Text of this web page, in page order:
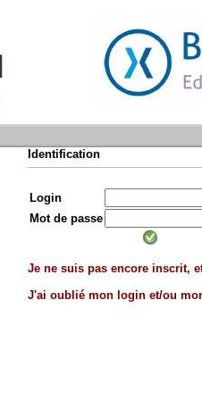
Identification
Login
Mot de passe
Je ne suis pas encore inscrit,
J'ai oublié mon login et/ou